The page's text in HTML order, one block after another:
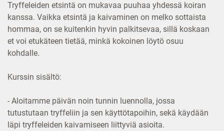
Tryffeleiden etsintä on mukavaa puuhaa yhdessä koiran
kanssa. Vaikka etsintä ja kaivaminen on melko sottaista
hommaa, on se kuitenkin hyvin palkitsevaa, sillä koskaan
et voi etukäteen tietää, minkä kokoinen löytö osuu
kohdalle.
Kurssin sisältö:
- Aloitamme päivän noin tunnin luennolla, jossa
tutustutaan tryffeliin ja sen käyttötapoihin, sekä käydään
läpi tryffeleiden kaivamiseen liittyviä asioita.